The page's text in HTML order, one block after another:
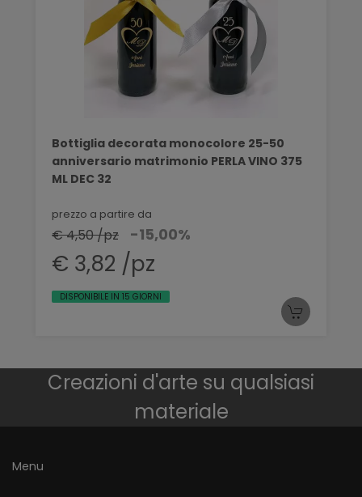
Bottiglia decorata monocolore 25-50
anniversario matrimonio PERLA VINO 375
ML DEC 32
prezzo a partire da
€ 4,50 /pz -15,00%
€ 3,82 /pz
DISPONIBILE IN 15 GIORNI
Creazioni d'arte su qualsiasi
materiale
Menu